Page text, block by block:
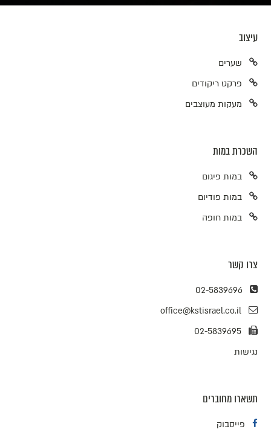
עיצוב
שערים
פרקט ריקודים
מעקות מעוצבים
השכרת במות
במות פיגום
במות פודיום
במות חופה
צרו קשר
02-5839696
office@kstisrael.co.il
02-5839695
נגישות
תשארו מחוברים
פייסבוק